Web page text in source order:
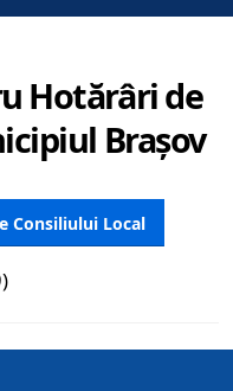
Hotărâri de
Brașov
Consiliului Local